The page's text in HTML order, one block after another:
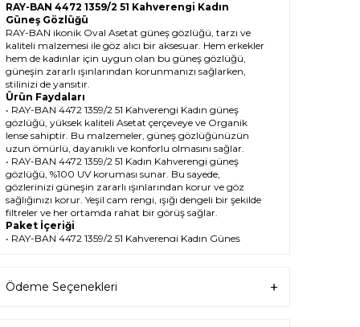
RAY-BAN 4472 1359/2 51 Kahverengi Kadın
Güneş Gözlüğü
RAY-BAN ikonik Oval Asetat güneş gözlüğü, tarzı ve
kaliteli malzemesi ile göz alıcı bir aksesuar. Hem erkekler
hem de kadınlar için uygun olan bu güneş gözlüğü,
güneşin zararlı ışınlarından korunmanızı sağlarken,
stilinizi de yansıtır.
Ürün Faydaları
• RAY-BAN 4472 1359/2 51 Kahverengi Kadın güneş
gözlüğü, yüksek kaliteli Asetat çerçeveye ve Organik
lense sahiptir. Bu malzemeler, güneş gözlüğünüzün
uzun ömürlü, dayanıklı ve konforlu olmasını sağlar.
• RAY-BAN 4472 1359/2 51 Kadın Kahverengi güneş
gözlüğü, %100 UV koruması sunar. Bu sayede,
gözlerinizi güneşin zararlı ışınlarından korur ve göz
sağlığınızı korur. Yeşil cam rengi, ışığı dengeli bir şekilde
filtreler ve her ortamda rahat bir görüş sağlar.
Paket İçeriği
• RAY-BAN 4472 1359/2 51 Kahverengi Kadın Güneş
• Gözlük temizleme bezi
Ödeme Seçenekleri